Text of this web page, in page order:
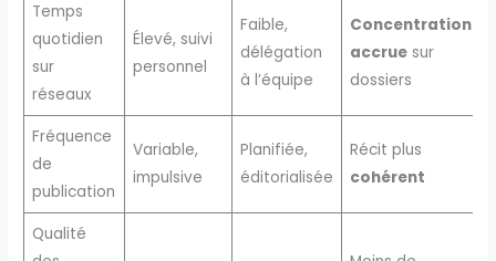
Temps
quotidien
sur
réseaux
Élevé, suivi
personnel
Faible,
délégation
à l’équipe
Concentration
accruesur
dossiers
Fréquence
de
publication
Variable,
impulsive
Planifiée,
éditorialisée
Récit plus
cohérent
Qualité